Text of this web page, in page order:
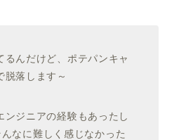
るんだけど、ポテパンキャ
脱落します～
ンジニアの経験もあったし
なに難しく感じなかった